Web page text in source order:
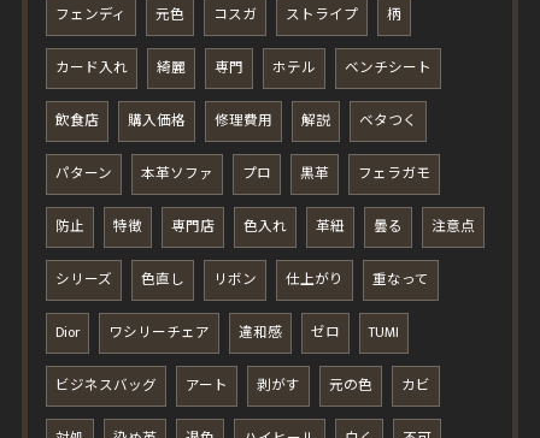
フェンディ 元色 コスガ ストライプ 柄
カード入れ 綺麗 専門 ホテル ベンチシート
飲食店 購入価格 修理費用 解説 ベタつく
パターン 本革ソファ プロ 黒革 フェラガモ
防止 特徴 専門店 色入れ 革紐 曇る 注意点
シリーズ 色直し リボン 仕上がり 重なって
Dior ワシリーチェア 違和感 ゼロ TUMI
ビジネスバッグ アート 剥がす 元の色 カビ